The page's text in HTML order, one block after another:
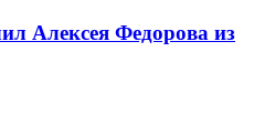
Алексея Федорова из